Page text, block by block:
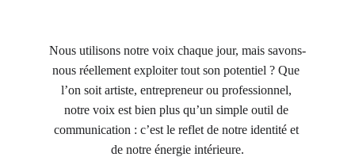
Nous utilisons notre voix chaque jour, mais savons-
nous réellement exploiter tout son potentiel ? Que
l’on soit artiste, entrepreneur ou professionnel,
notre voix est bien plus qu’un simple outil de
communication : c’est le reflet de notre identité et
de notre énergie intérieure.